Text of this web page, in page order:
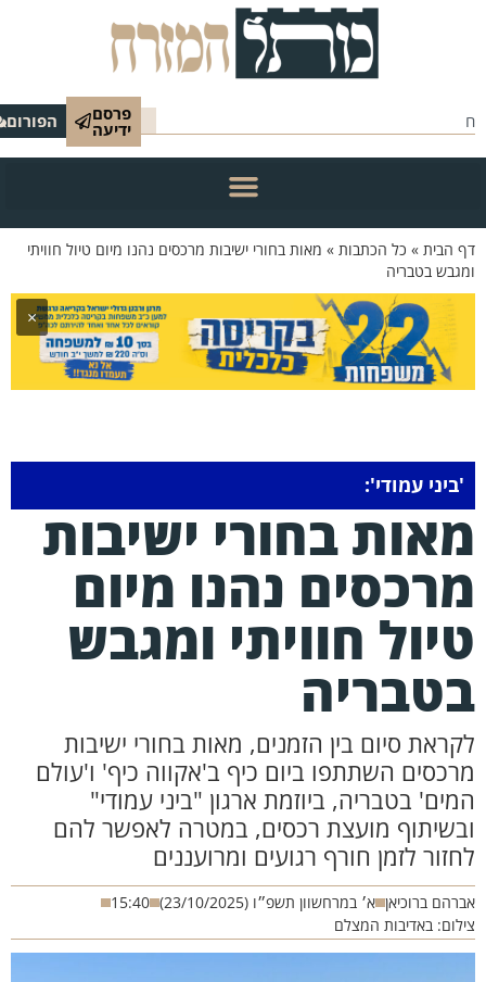
פרסם
ידיעה הפורום
»כל הכתבות»מאות בחורי ישיבות מרכסים נהנו מיום טיול חוויתי
בטבריה
×
עמודי':
בחורי ישיבות
נהנו מיום
חוויתי ומגבש
סיום בין הזמנים, מאות בחורי ישיבות
השתתפו ביום כיף ב'אקווה כיף' ו'עולם
בטבריה, ביוזמת ארגון "ביני עמודי"
מועצת רכסים, במטרה לאפשר להם
לזמן חורף רגועים ומרועננים
ברוכיאן א׳ במרחשוון תשפ״ו (23/10/2025)
15:40
באדיבות המצלם